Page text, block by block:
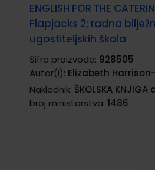
ENGLISH FOR THE
Flapjacks 2; radna
ugostiteljskih škola
Šifra proizvoda: 928505
Autor(i): Elizabeth
Nakladnik: ŠKOLSKA KNJIGA
broj ministarstva: 1486